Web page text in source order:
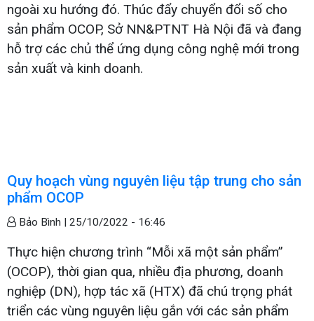
ngoài xu hướng đó. Thúc đẩy chuyển đổi số cho
sản phẩm OCOP, Sở NN&PTNT Hà Nội đã và đang
hỗ trợ các chủ thể ứng dụng công nghệ mới trong
sản xuất và kinh doanh.
Quy hoạch vùng nguyên liệu tập trung cho sản
phẩm OCOP
Bảo Bình | 25/10/2022 - 16:46
Thực hiện chương trình “Mỗi xã một sản phẩm”
(OCOP), thời gian qua, nhiều địa phương, doanh
nghiệp (DN), hợp tác xã (HTX) đã chú trọng phát
triển các vùng nguyên liệu gắn với các sản phẩm